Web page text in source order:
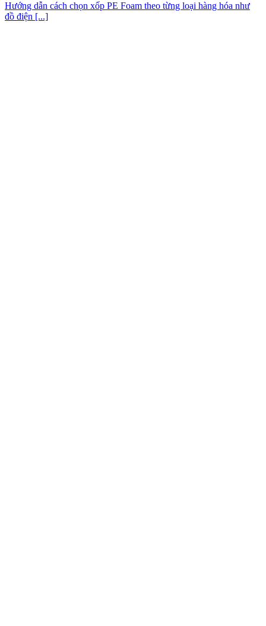
Hướng dẫn cách chọn xốp PE Foam theo từng loại hàng hóa như
đồ điện [...]